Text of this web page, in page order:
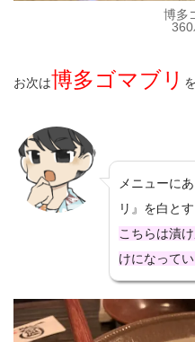
博多
お次は博多ゴマブリ
メニューに
リ』を白と
こちらは漬
けになってい